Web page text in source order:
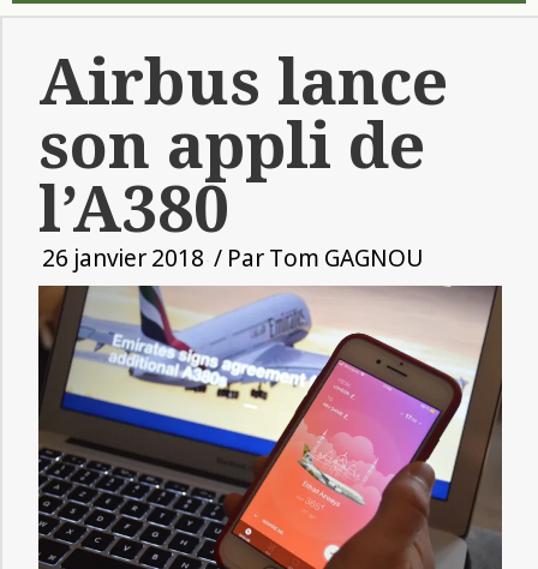
Airbus lance
son appli de
l’A380
26 janvier 2018 / ParTom GAGNOU